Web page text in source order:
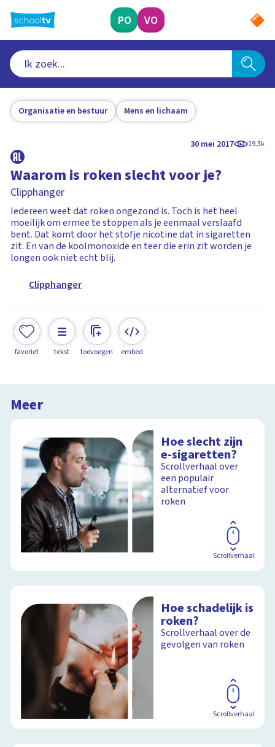
naar
hoofdinhoud
PO VO
Organisatie en bestuur Mens en lichaam
30 mei 2017 19.3k
Waarom is roken slecht voor je?
Clipphanger
Iedereen weet dat roken ongezond is. Toch is het heel
moeilijk om ermee te stoppen als je eenmaal verslaafd
bent. Dat komt door het stofje nicotine dat in sigaretten
zit. En van de koolmonoxide en teer die erin zit worden je
longen ook niet echt blij.
Clipphanger
favoriet tekst toevoegen embed
Meer
Hoe slecht zijn
e-sigaretten?
Scrollverhaal over
een populair
alternatief voor
roken
Scrollverhaal
Hoe schadelijk is
roken?
Scrollverhaal over de
gevolgen van roken
Scrollverhaal